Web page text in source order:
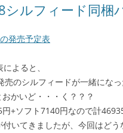
ルフィード同梱
発売予定表
よると、
のシルフィードが一緒になっ
かいど・・・く？？？
+ソフト7140円なので計
いてきましたが、今回はどう